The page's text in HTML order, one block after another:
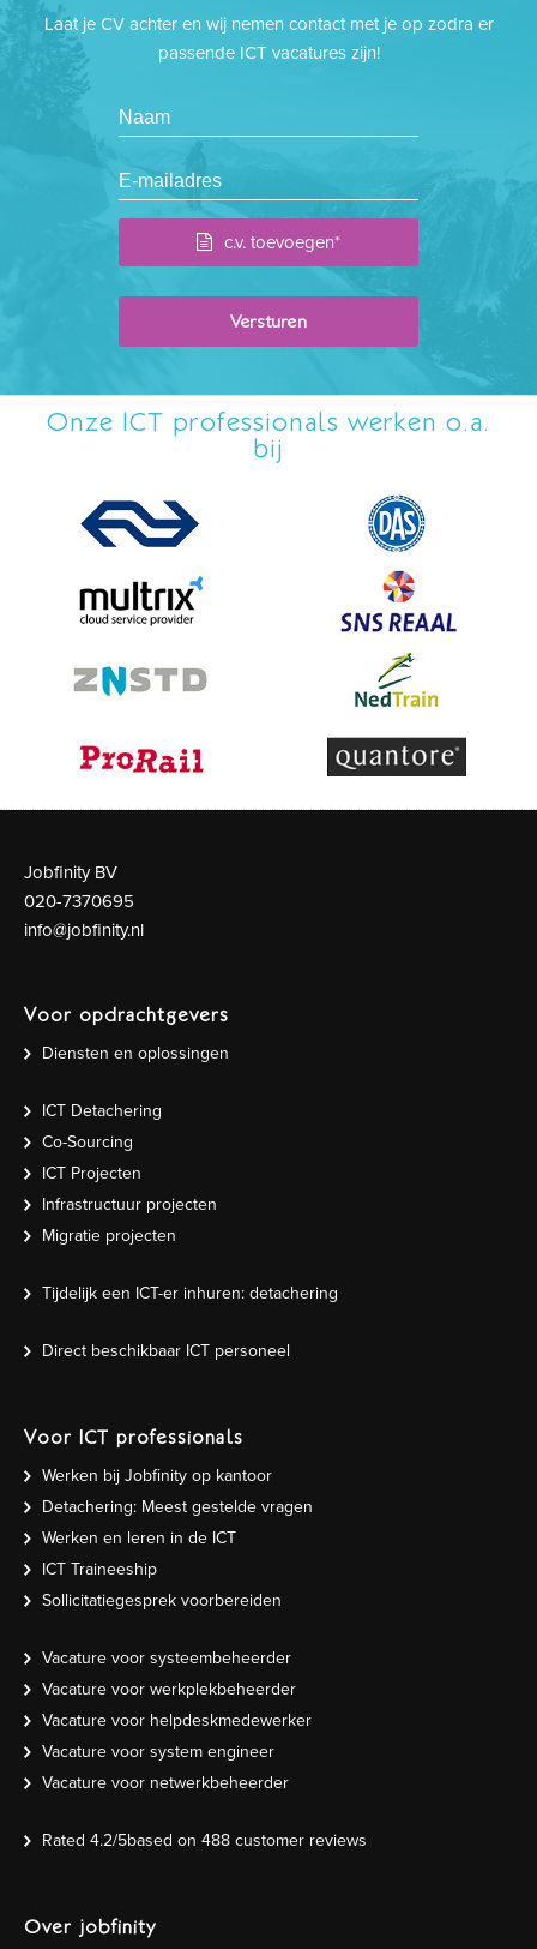
Laat je CV achter en wij nemen contact met je op zodra er
passende ICT vacatures zijn!
c.v. toevoegen*
Onze ICT professionals werken o.a.
bij
Jobfinity BV
020-7370695
info@jobfinity.nl
Voor opdrachtgevers
Diensten en oplossingen
ICT Detachering
Co-Sourcing
ICT Projecten
Infrastructuur projecten
Migratie projecten
Tijdelijk een ICT-er inhuren: detachering
Direct beschikbaar ICT personeel
Voor ICT professionals
Werken bij Jobfinity op kantoor
Detachering: Meest gestelde vragen
Werken en leren in de ICT
ICT Traineeship
Sollicitatiegesprek voorbereiden
Vacature voor systeembeheerder
Vacature voor werkplekbeheerder
Vacature voor helpdeskmedewerker
Vacature voor system engineer
Vacature voor netwerkbeheerder
Rated 4.2/5based on 488 customer reviews
Over jobfinity